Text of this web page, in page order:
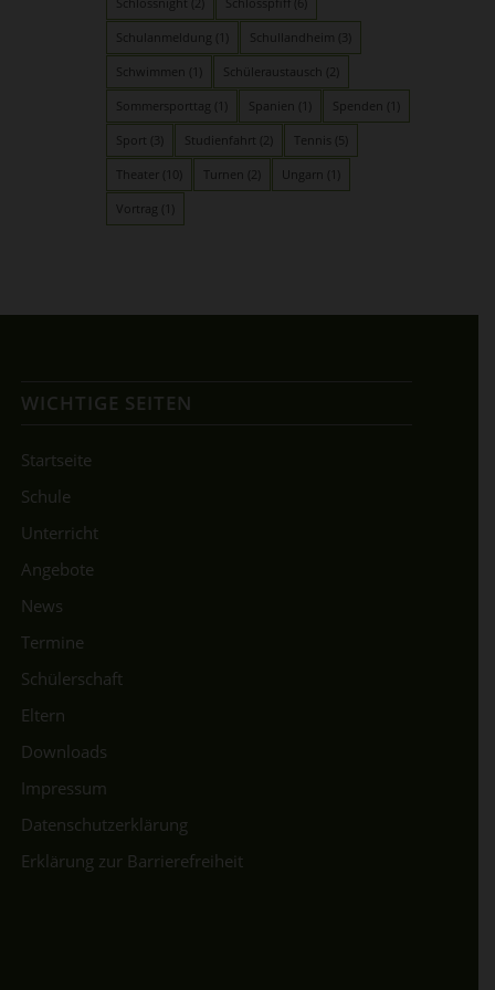
Schulanmeldung (1) Schullandheim (3)
Schwimmen (1) Schüleraustausch (2)
Sommersporttag (1) Spanien (1) Spenden (1)
Sport (3) Studienfahrt (2) Tennis
Theater (10) Turnen (2) Ungarn (1)
Vortrag (1)
WICHTIGE SEITEN
Startseite
Schule
Unterricht
Angebote
News
Termine
Schülerschaft
Eltern
Downloads
Impressum
Datenschutzerklärung
Erklärung zur Barrierefreiheit